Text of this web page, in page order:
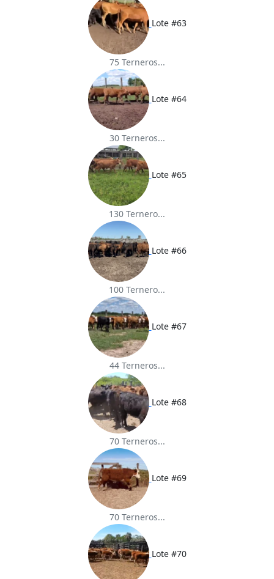
Lote #63
75 Terneros...
Lote #64
30 Terneros...
Lote #65
130 Ternero...
Lote #66
100 Ternero...
Lote #67
44 Terneros...
Lote #68
70 Terneros...
Lote #69
70 Terneros...
Lote #70